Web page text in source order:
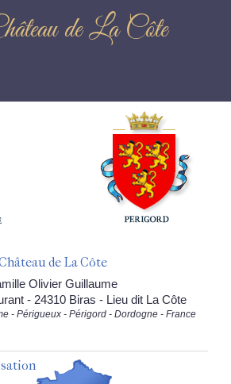
de La Côte
de La Côte
Olivier Guillaume
- 24310 Biras - Lieu dit La Côte
- Périgueux - Périgord - Dordogne - France